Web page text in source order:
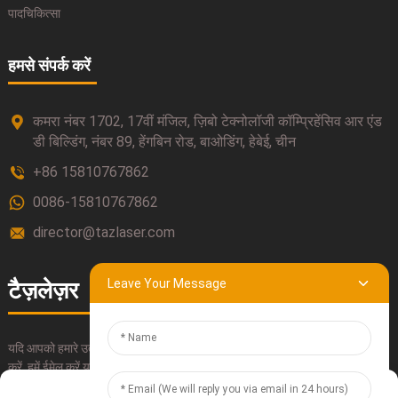
पादचिकित्सा
हमसे संपर्क करें
कमरा नंबर 1702, 17वीं मंजिल, ज़िबो टेक्नोलॉजी कॉम्प्रिहेंसिव आर एंड
डी बिल्डिंग, नंबर 89, हेंगबिन रोड, बाओडिंग, हेबेई, चीन
+86 15810767862
0086-15810767862
director@tazlaser.com
टैज़लेज़र
यदि आपको हमारे उत्पादों के बारे में कोई प्रश्न हैं, तो कृपया हमारी संपर्क जानकारी का उपयोग
करें, हमें ईमेल करें या सीधे कॉल करें।
Leave Your Message
Manage Cookie Consent